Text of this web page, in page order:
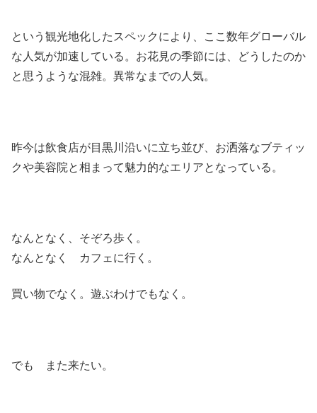
という観光地化したスペックにより、ここ数年グローバル
な人気が加速している。お花見の季節には、どうしたのか
と思うような混雑。異常なまでの人気。
昨今は飲食店が目黒川沿いに立ち並び、お洒落なブティッ
クや美容院と相まって魅力的なエリアとなっている。
なんとなく、そぞろ歩く。
なんとなく カフェに行く。
買い物でなく。遊ぶわけでもなく。
でも また来たい。